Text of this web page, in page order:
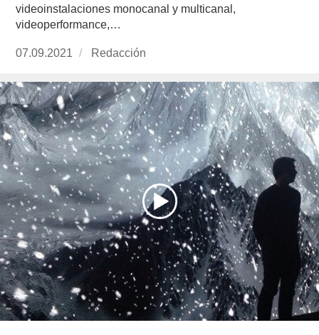
videoinstalaciones monocanal y multicanal,
videoperformance,…
Publicado
07.09.2021 https://www.experimenta.es/author/redaccion/
Redacción